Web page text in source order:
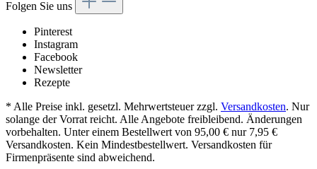
Folgen Sie uns
Pinterest
Instagram
Facebook
Newsletter
Rezepte
* Alle Preise inkl. gesetzl. Mehrwertsteuer zzgl. Versandkosten. Nur
solange der Vorrat reicht. Alle Angebote freibleibend. Änderungen
vorbehalten. Unter einem Bestellwert von 95,00 € nur 7,95 €
Versandkosten. Kein Mindestbestellwert. Versandkosten für
Firmenpräsente sind abweichend.